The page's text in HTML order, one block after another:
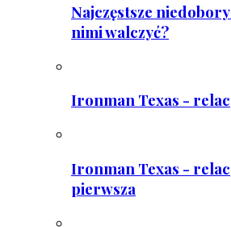
Najczęstsze
nimi walczyć?
Ironman Texas -
Ironman Texas -
pierwsza